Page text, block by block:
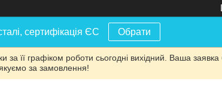
сертифікація ЄС Обрати
її графіком роботи сьогодні вихідний. Ваша
за замовлення!